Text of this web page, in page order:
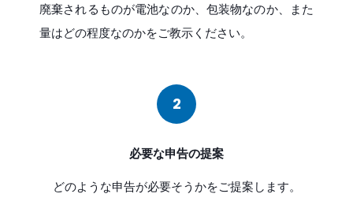
廃棄されるものが電池なのか、包装物なのか、また
量はどの程度なのかをご教示ください。
2
必要な申告の提案
どのような申告が必要そうかをご提案します。